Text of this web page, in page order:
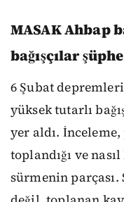
MASAK Ahbap
bağışçılar
6 Şubat
yüksek tutarlı
yer aldı.
toplandığı ve
sürmenin parçası.